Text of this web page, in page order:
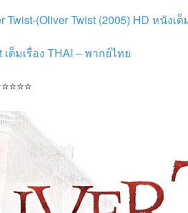
Twist-(Oliver Twist (2005) HD หนังเ
เต็มเรื่อง THAI – พากย์ไทย